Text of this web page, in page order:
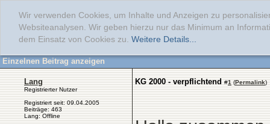
Wir verwenden Cookies, um Inhalte und Anzeigen zu
Websiteanalysen. Wir geben hierzu nur das Minimum an
dem Einsatz von Cookies zu. Weitere Details...
Einzelnen Beitrag anzeigen
Lang
Registrierter Nutzer
Registriert seit: 09.04.2005
Beiträge: 463
Lang: Offline
KG 2000 - verpflichtend #1 (Permalink)